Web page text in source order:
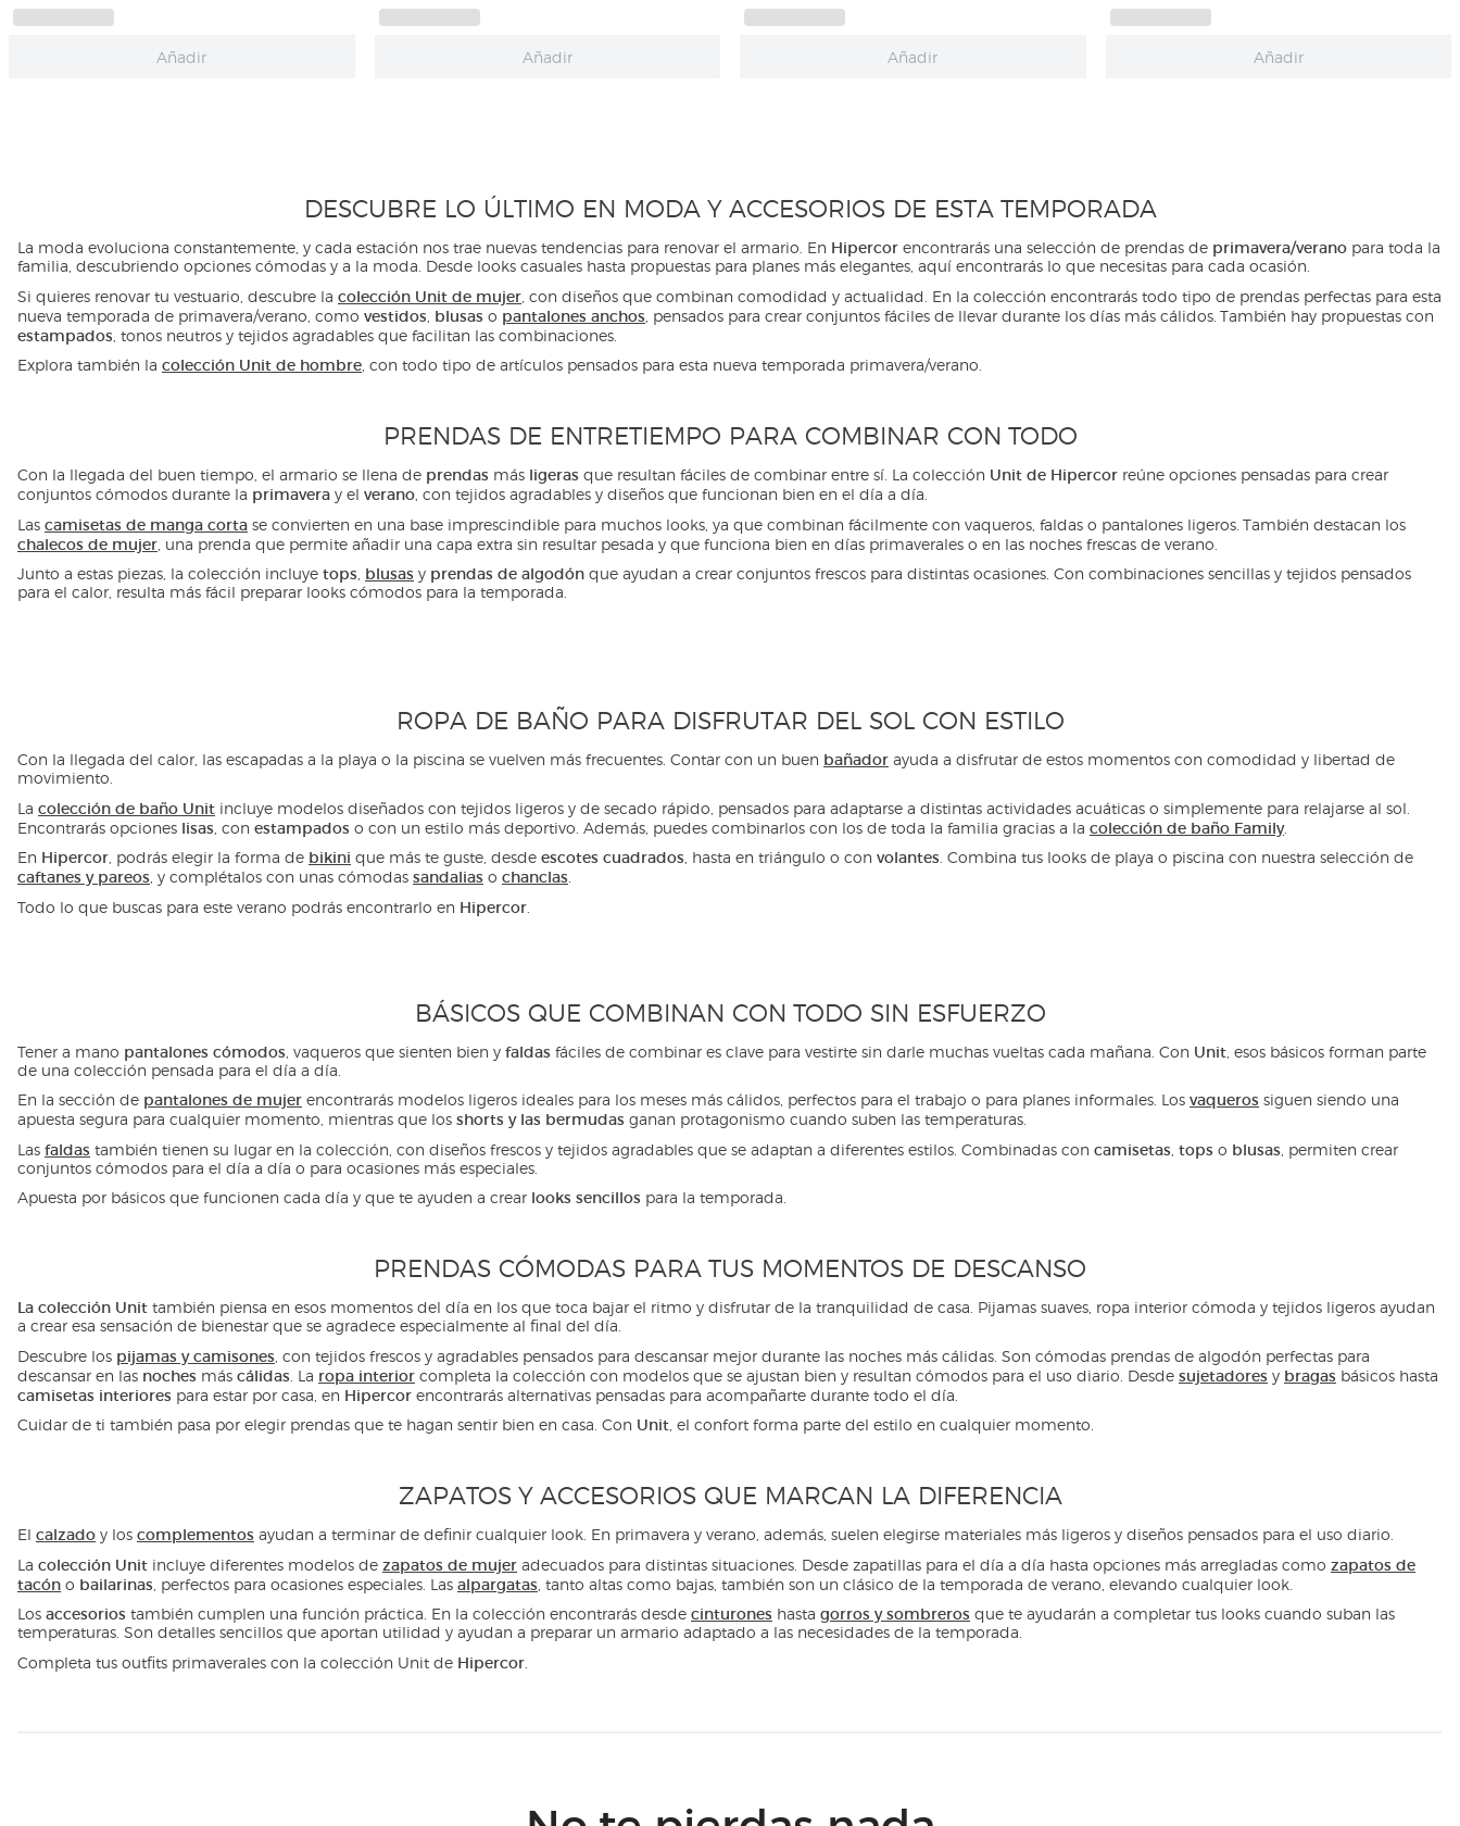
Añadir Añadir Añadir Añadir
DESCUBRE LO ÚLTIMO EN MODA Y ACCESORIOS DE ESTA TEMPORADA
La moda evoluciona constantemente, y cada estación nos trae nuevas tendencias para renovar el armario. En Hipercor encontrarás una selección de prendas de primavera/verano para toda la
familia, descubriendo opciones cómodas y a la moda. Desde looks casuales hasta propuestas para planes más elegantes, aquí encontrarás lo que necesitas para cada ocasión.
Si quieres renovar tu vestuario, descubre la colección Unit de mujer , con diseños que combinan comodidad y actualidad. En la colección encontrarás todo tipo de prendas perfectas para esta
nueva temporada de primavera/verano, como vestidos blusas o pantalones anchos , pensados para crear conjuntos fáciles de llevar durante los días más cálidos. También hay propuestas con
estampados , tonos neutros y tejidos agradables que facilitan las combinaciones.
Explora también la colección Unit de hombre, con todo tipo de artículos pensados para esta nueva temporada primavera/verano.
PRENDAS DE ENTRETIEMPO PARA COMBINAR CON TODO
Con la llegada del buen tiempo, el armario se llena de prendas más ligeras que resultan fáciles de combinar entre sí. La colección Unit de Hipercor reúne opciones pensadas para crear
conjuntos cómodos durante la primavera y el verano , con tejidos agradables y diseños que funcionan bien en el día a día.
Las camisetas de manga corta se convierten en una base imprescindible para muchos looks, ya que combinan fácilmente con vaqueros, faldas o pantalones ligeros. También destacan los
chalecos de mujer , una prenda que permite añadir una capa extra sin resultar pesada y que funciona bien en días primaverales o en las noches frescas de verano.
Junto a estas piezas, la colección incluye tops, blusas y prendas de algodón que ayudan a crear conjuntos frescos para distintas ocasiones. Con combinaciones sencillas y tejidos pensados
para el calor, resulta más fácil preparar looks cómodos para la temporada.
ROPA DE BAÑO PARA DISFRUTAR DEL SOL CON ESTILO
Con la llegada del calor, las escapadas a la playa o la piscina se vuelven más frecuentes. Contar con un buen bañador ayuda a disfrutar de estos momentos con comodidad y libertad de
movimiento.
La colección de baño Unit incluye modelos diseñados con tejidos ligeros y de secado rápido, pensados para adaptarse a distintas actividades acuáticas o simplemente para relajarse al sol.
Encontrarás opciones lisas , con estampados o con un estilo más deportivo. Además, puedes combinarlos con los de toda la familia gracias a la colección de baño Family.
En Hipercor, podrás elegir la forma de bikini que más te guste, desde escotes cuadrados, hasta en triángulo o con volantes. Combina tus looks de playa o piscina con nuestra selección de
caftanes y pareos, y complétalos con unas cómodas sandalias o chanclas.
Todo lo que buscas para este verano podrás encontrarlo en Hipercor
BÁSICOS QUE COMBINAN CON TODO SIN ESFUERZO
Tener a mano pantalones cómodos , vaqueros que sienten bien y faldas fáciles de combinar es clave para vestirte sin darle muchas vueltas cada mañana. Con Unit , esos básicos forman parte
de una colección pensada para el día a día.
En la sección de pantalones de mujer encontrarás modelos ligeros ideales para los meses más cálidos, perfectos para el trabajo o para planes informales. Los vaqueros siguen siendo una
apuesta segura para cualquier momento, mientras que los shorts y las bermudas ganan protagonismo cuando suben las temperaturas.
Las faldas también tienen su lugar en la colección, con diseños frescos y tejidos agradables que se adaptan a diferentes estilos. Combinadas con camisetas tops o blusas , permiten crear
conjuntos cómodos para el día a día o para ocasiones más especiales.
Apuesta por básicos que funcionen cada día y que te ayuden a crear looks sencillos para la temporada.
PRENDAS CÓMODAS PARA TUS MOMENTOS DE DESCANSO
La colección Unit también piensa en esos momentos del día en los que toca bajar el ritmo y disfrutar de la tranquilidad de casa. Pijamas suaves, ropa interior cómoda y tejidos ligeros ayudan
a crear esa sensación de bienestar que se agradece especialmente al final del día.
Descubre los pijamas y camisones , con tejidos frescos y agradables pensados para descansar mejor durante las noches más cálidas. Son cómodas prendas de algodón perfectas para
descansar en las noches más cálidas . La ropa interior completa la colección con modelos que se ajustan bien y resultan cómodos para el uso diario. Desde sujetadores y bragas básicos hasta
camisetas interiores para estar por casa, en Hipercor encontrarás alternativas pensadas para acompañarte durante todo el día.
Cuidar de ti también pasa por elegir prendas que te hagan sentir bien en casa. Con Unit, el confort forma parte del estilo en cualquier momento.
ZAPATOS Y ACCESORIOS QUE MARCAN LA DIFERENCIA
El calzado y los complementos ayudan a terminar de definir cualquier look. En primavera y verano, además, suelen elegirse materiales más ligeros y diseños pensados para el uso diario.
La colección Unit incluye diferentes modelos de zapatos de mujer adecuados para distintas situaciones. Desde zapatillas para el día a día hasta opciones más arregladas como zapatos de
tacón o bailarinas , perfectos para ocasiones especiales. Las alpargatas , tanto altas como bajas, también son un clásico de la temporada de verano, elevando cualquier look.
Los accesorios también cumplen una función práctica. En la colección encontrarás desde cinturones hasta gorros y sombreros que te ayudarán a completar tus looks cuando suban las
temperaturas. Son detalles sencillos que aportan utilidad y ayudan a preparar un armario adaptado a las necesidades de la temporada.
Completa tus outfits primaverales con la colección Unit de Hipercor